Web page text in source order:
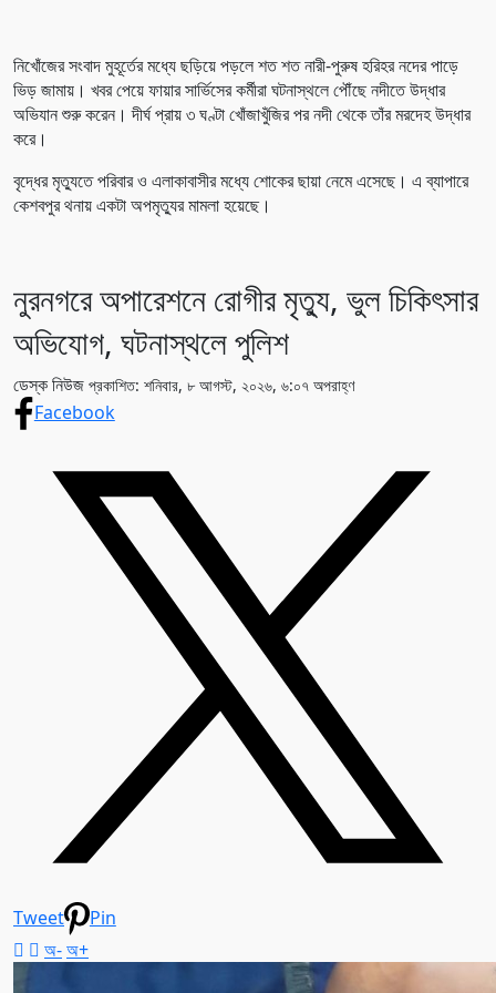
নিখোঁজের সংবাদ মুহূর্তের মধ্যে ছড়িয়ে পড়লে শত শত নারী-পুরুষ হরিহর নদের পাড়ে
ভিড় জামায়। খবর পেয়ে ফায়ার সার্ভিসের কর্মীরা ঘটনাস্থলে পৌঁছে নদীতে উদ্ধার
অভিযান শুরু করেন। দীর্ঘ প্রায় ৩ ঘণ্টা খোঁজাখুঁজির পর নদী থেকে তাঁর মরদেহ উদ্ধার
করে।
বৃদ্ধের মৃত্যুতে পরিবার ও এলাকাবাসীর মধ্যে শোকের ছায়া নেমে এসেছে। এ ব্যাপারে
কেশবপুর থনায় একটা অপমৃত্যুর মামলা হয়েছে।
নুরনগরে অপারেশনে রোগীর মৃত্যু, ভুল চিকিৎসার
অভিযোগ, ঘটনাস্থলে পুলিশ
ডেস্ক নিউজ প্রকাশিত: শনিবার, ৮ আগস্ট, ২০২৬, ৬:০৭ অপরাহ্ণ
Facebook
Tweet
Pin
অ-অ+